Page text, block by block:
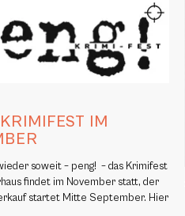
IM
soweit – peng! – das Krimifest
findet im November statt, der
startet Mitte September. Hier